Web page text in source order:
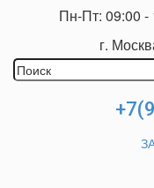
Пн-Пт: 09:00 -
г.